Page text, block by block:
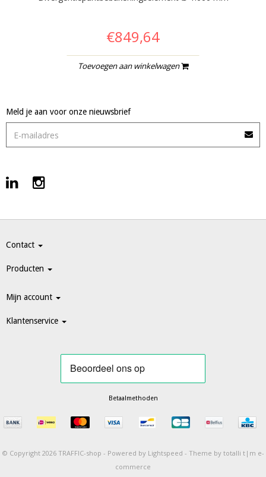
€849,64
Toevoegen aan winkelwagen
Meld je aan voor onze nieuwsbrief
Contact
Producten
Mijn account
Klantenservice
Betaalmethoden
© Copyright 2026 TRAFFIC-shop - Powered by Lightspeed - Theme by totalli t|m e-
commerce